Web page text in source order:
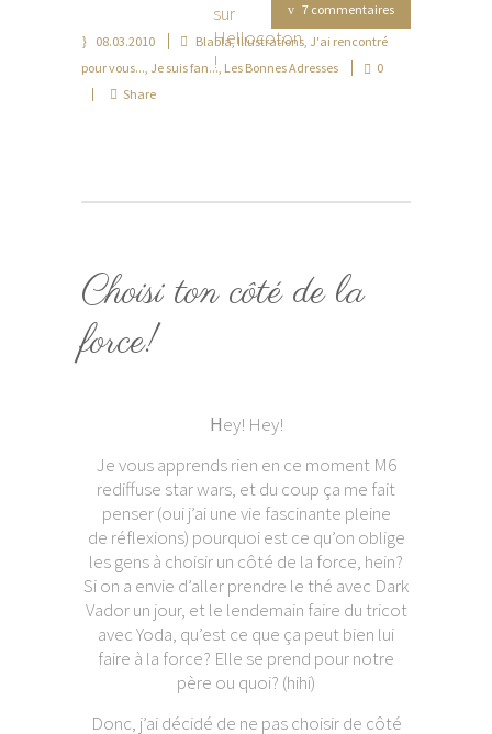
7 commentaires
08.03.2010
Blabla,Illustrations, J'ai rencontré
pour vous..., Je suis fan..., Les Bonnes Adresses
0
Share
Choisi ton côté de la
force!
Hey! Hey!
Je vous apprends rien en ce moment M6
rediffuse star wars, et du coup ça me fait
penser (oui j’ai une vie fascinante pleine
de réflexions) pourquoi est ce qu’on oblige
les gens à choisir un côté de la force, hein?
Si on a envie d’aller prendre le thé avec Dark
Vador un jour, et le lendemain faire du tricot
avec Yoda, qu’est ce que ça peut bien lui
faire à la force? Elle se prend pour notre
père ou quoi? (hihi)
Donc, j’ai décidé de ne pas choisir de côté